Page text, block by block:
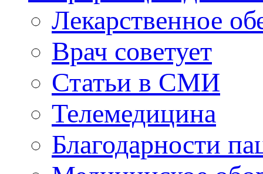
Лекарственное
Врач советует
Статьи в СМИ
Телемедицина
Благодарности